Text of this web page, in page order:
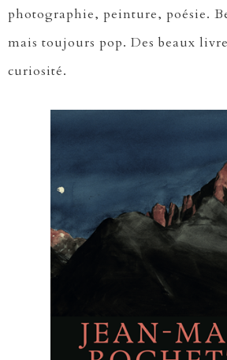
photographie, peinture, poésie.
mais toujours pop. Des beaux
curiosité.